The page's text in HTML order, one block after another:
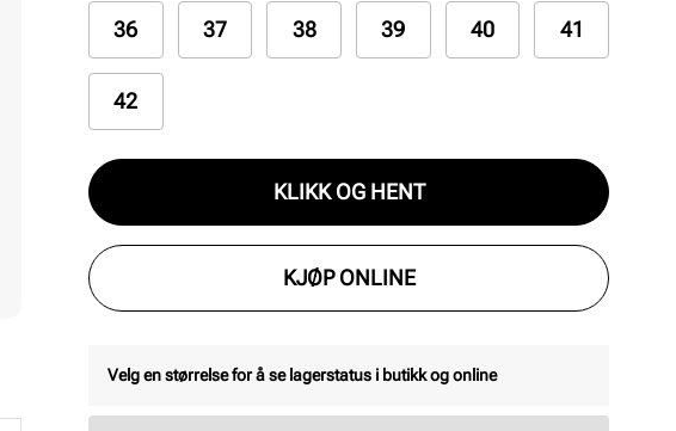
36 37 38 39 40 41
42
KLIKK OG HENT
KJØP ONLINE
Velg en størrelse for å se lagerstatus i butikk og online